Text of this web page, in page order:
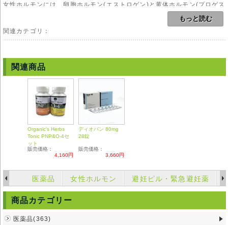
女性ホルモンには、卵胞ホルモン(エストロゲン)と黄体ホルモン(プロゲス
テロン)があり、それぞれ重要な役割を持っています。この2つのホルモン
は、一定の周期で互いに分泌量のバランスを変えながら、女性の身体面と
精神面に作用しています。黄体ホルモンは月経の周期を決め、子宮内膜を
厚くして受精卵が着床しやすい状態をつくり、着床後も妊娠を維持させる
更年期障害は、閉経前後の女性ホルモンの急速な低下に身体がついていけ
なくなり、身体的・精神的不調を起こす状態をいいます。のぼせ、ほて
の消化器系症状、睡眠障害、意欲の低下、イライラなどの精神的症状、肩
こりや手足のしびれなどの運動器官系症状など、さまざまな症状がみられ
ます。症状や程度に個人差がありますが、人によっては日常生活に支障を
きたすほど、耐えがたい苦痛をもたらします。
◆黄体ホルモン(プロゲステロン)の役割
・子宮内膜、子宮筋の働きを調整する
・乳腺の発達、体温上昇
・生理痛の改善
・血糖値を正常に保つ
・利尿作用
・体脂肪の減少
本剤のご使用にあたりましては、医師や薬剤師の管理・指導の下で適切な
もっと読む
関連カテゴリ：
関連商品
Organic's Herbs
Tonic PNP&O-4セ
ット
販売価格：
4,160円
ディオバン 80mg
28錠
販売価格：
3,660円
医薬品 女性ホルモン 避妊ピル・緊急避妊薬
商品カテゴリー
医薬品(363)